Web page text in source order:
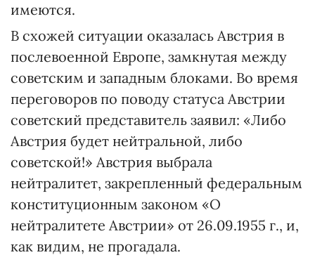
имеются.
В схожей ситуации оказалась Австрия в
послевоенной Европе, замкнутая между
советским и западным блоками. Во время
переговоров по поводу статуса Австрии
советский представитель заявил: «Либо
Австрия будет нейтральной, либо
советской!» Австрия выбрала
нейтралитет, закрепленный федеральным
конституционным законом «О
нейтралитете Австрии» от 26.09.1955 г., и,
как видим, не прогадала.